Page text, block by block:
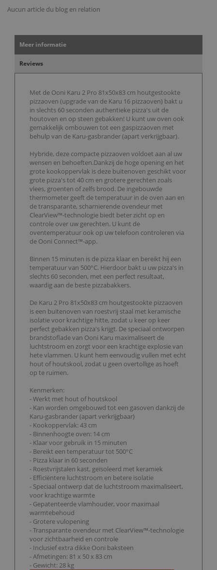
Aucun article du blog en relation
Meer informatie
Reviews
Met de Ooni Karu 2 Pro 81x50x83 cm houtgestookte
pizzaoven (upgrade van de Karu 16 pizzaoven) bakt u
in slechts 60 seconden authentieke pizza's uit de
houtoven en op steen gebakken! U kunt uw oven ook
gemakkelijk ombouwen tot een gaspizzaoven met
behulp van de Karu-gasbrander (apart verkrijgbaar).
Hybride, deze compacte pizzaoven voldoet aan al uw
wensen en behoeften.Dankzij de hoge opening en het
grote kookoppervlak is deze buitenoven geschikt voor
grote pizza's tot 40 cm en grotere gerechten zoals
vlees, groenten of zelfs brood. De ingebouwde
thermometer geeft de temperatuur in de oven aan en
de transparante, scharnierende ovendeur met
ClearView™-technologie biedt beter zicht op en
controle over uw gerechten. U kunt de
oventemperatuur ook op uw telefoon controleren via
de Ooni Connect™-app.
Binnen 15 minuten is de pizza klaar en bereikt hij een
temperatuur van 500°C. Hierdoor bakt u uw pizza's in
slechts 60 seconden, met een perfect resultaat,
waardig aan de beste pizzabakkers.
De Karu 2 Pro 81x50x83 cm houtgestookte pizzaoven
is een buitenoven van roestvrij staal met keramische
isolatie voor krachtige hitte, zodat u keer op keer
perfect gebakken pizza's krijgt. De speciaal ontworpen
brandstoflade van Ooni Karu maximaliseert de
luchtstroom en zorgt voor een krachtige explosie van
hete vlammen. U kunt hem eenvoudig vullen met echt
hout of houtskool, zodat u geen overtollige as hoeft
op te ruimen.
Kenmerken:
- Werkt met hout of houtskool
- Kan worden omgebouwd tot een gasoven dankzij de
Karu-gasbrander (apart verkrijgbaar)
- Kookoppervlak: 43 cm
- Binnenhoogte oven: 14 cm
- Klaar voor gebruik in 15 minuten
- Bereikt een temperatuur tot 500°C
- Pizza klaar in 60 seconden
- Roestvrijstalen kast, geïsoleerd met keramiek
- Efficiëntere luchtstroom en betere isolatie
- Speciaal ontwerp dat de luchtstroom maximaliseert,
voor krachtige warmte
- Gepatenteerde vlamhouder, voor maximaal
warmtebehoud
- Grotere vulopening
- Transparante ovendeur met ClearView™-technologie
voor zichtbaarheid en controle
- Inclusief extra dikke Ooni baksteen
- Afmetingen: 81 x 50 x 83 cm
- Gewicht: 28 kg